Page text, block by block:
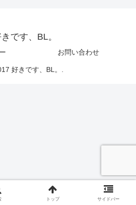
です、BL。
お問い合わせ
好きです、BL。.
トップ サイドバー